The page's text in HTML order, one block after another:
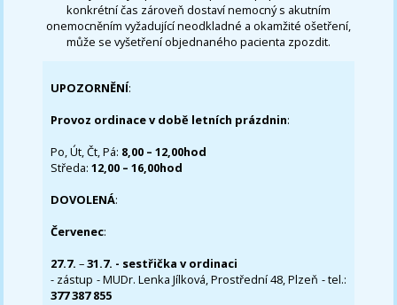
konkrétní čas zároveň dostaví nemocný s akutním
onemocněním vyžadující neodkladné a okamžité ošetření,
může se vyšetření objednaného pacienta zpozdit.
UPOZORNĚNÍ:
Provoz ordinace v době letních prázdnin:
Po, Út, Čt, Pá: 8,00 – 12,00hod
Středa:12,00 – 16,00hod
DOVOLENÁ:
Červenec:
27.7.–31.7. - sestřička v ordinaci
- zástup - MUDr. Lenka Jílková, Prostřední 48, Plzeň - tel.:
377 387 855